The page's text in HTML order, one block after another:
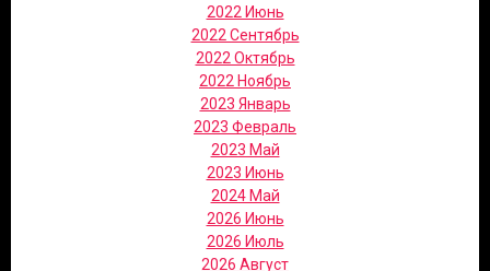
2022 Июнь
2022 Сентябрь
2022 Октябрь
2022 Ноябрь
2023 Январь
2023 Февраль
2023 Май
2023 Июнь
2024 Май
2026 Июнь
2026 Июль
2026 Август